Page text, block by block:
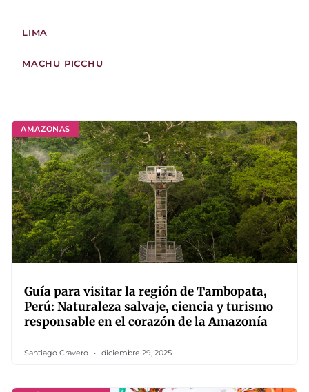
LIMA
MACHU PICCHU
AMAZONAS
Guía para visitar la región de Tambopata,
Perú: Naturaleza salvaje, ciencia y turismo
responsable en el corazón de la Amazonía
Santiago Cravero diciembre 29, 2025